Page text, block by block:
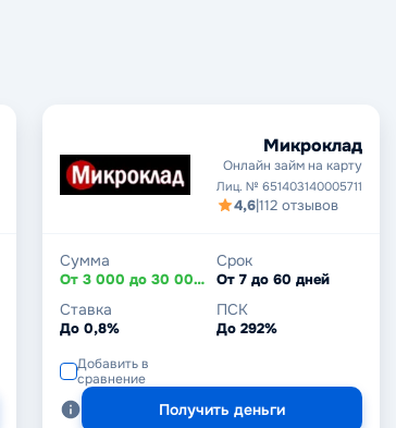
Микроклад
Онлайн займ на карту
Лиц. № 651403140005711
4,6|112 отзывов
Сумма
От 3 000 до 30 000 ₽
Срок
От 7 до 60 дней
Ставка
До 0,8%
ПСК
До 292%
Добавить в
сравнение
Получить деньги